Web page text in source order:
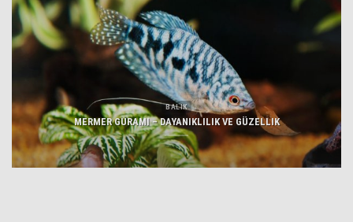
BALIK
MERMER GURAMI – DAYANIKLILIK VE GÜZELLIK